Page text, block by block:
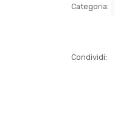
Categoria:
Condividi: